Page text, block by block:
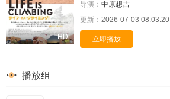
HD
导演： 中原想吉
更新： 2026-07-03 08:03:20
立即播放
播放组